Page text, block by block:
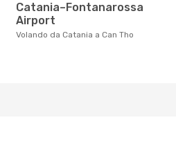
Catania–Fontanarossa
Airport
Volando da Catania a Can Tho